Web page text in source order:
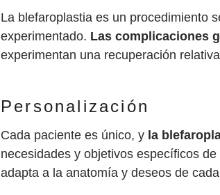
La blefaroplastia es un procedimiento
experimentado. Las complicaciones
experimentan una recuperación
Personalización
Cada paciente es único, y la
necesidades y objetivos específicos
adapta a la anatomía y deseos de